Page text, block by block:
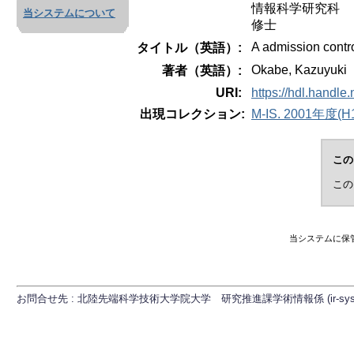
当システムについて
情報科学研究科
修士
タイトル（英語）:
A admission
著者（英語）:
Okabe, Kazuyuki
URI:
https://
出現コレクション:
M-IS. 2001年度
こ
こ
当システムに保
お問合せ先 : 北陸先端科学技術大学院大学 研究推進課学術情報係 (ir-